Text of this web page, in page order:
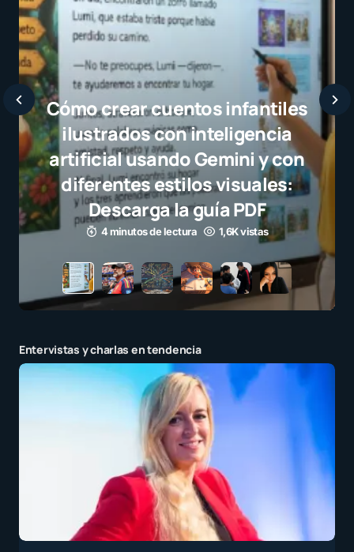
Javier Bardem elogia a la
selección campeona y destaca
el juego limpio como ejemplo
para millones de niños
3 minutos de lectura 1,1K vistas
Entervistas y charlas en tendencia